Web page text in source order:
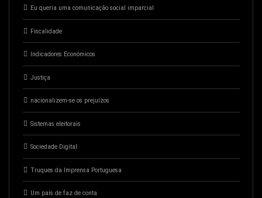
Eu queria uma comunicação social imparcial
Fiscalidade
Indicadores Económicos
Justiça
nacionalizem-se os prejuízos
Sistemas eleitorais
Sociedade Digital
Truques da Imprensa Portuguesa
Um país de faz de conta